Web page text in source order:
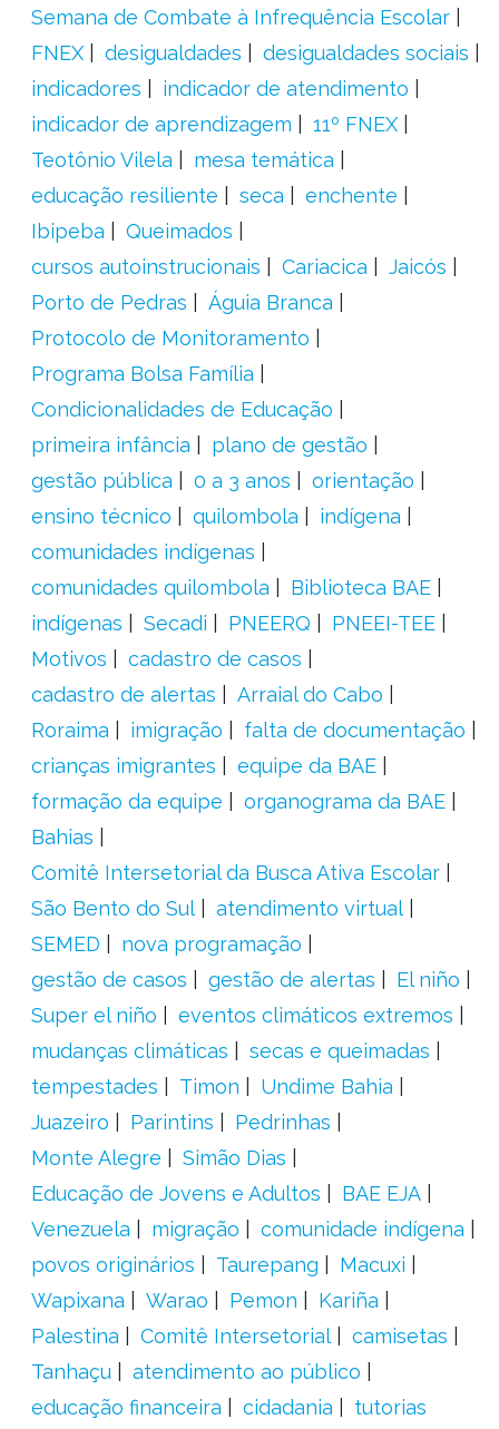
Semana de Combate à Infrequência Escolar
FNEX
desigualdades
desigualdades sociais
indicadores
indicador de atendimento
indicador de aprendizagem
11º FNEX
Teotônio Vilela
mesa temática
educação resiliente
seca
enchente
Ibipeba
Queimados
cursos autoinstrucionais
Cariacica
Jaicós
Porto de Pedras
Águia Branca
Protocolo de Monitoramento
Programa Bolsa Família
Condicionalidades de Educação
primeira infância
plano de gestão
gestão pública
0 a 3 anos
orientação
ensino técnico
quilombola
indígena
comunidades indígenas
comunidades quilombola
Biblioteca BAE
indígenas
Secadi PNEERQ
PNEEI-TEE
Motivos
cadastro de casos
cadastro de alertas
Arraial do Cabo
Roraima
imigração
falta de documentação
crianças imigrantes
equipe da BAE
formação da equipe
organograma da BAE
Bahias
Comitê Intersetorial da Busca Ativa Escolar
São Bento do Sul
atendimento virtual
SEMED
nova programação
gestão de casos
gestão de alertas
El niño
Super el niño
eventos climáticos extremos
mudanças climáticas
secas e queimadas
tempestades
Timon
Undime Bahia
Juazeiro
Parintins
Pedrinhas
Monte Alegre
Simão Dias
Educação de Jovens e Adultos
BAE EJA
Venezuela
migração
comunidade indígena
povos originários
Taurepang
Macuxi
Wapixana
Warao Pemon
Kariña
Palestina
Comitê Intersetorial
camisetas
Tanhaçu
atendimento ao público
educação financeira
cidadania tutorias